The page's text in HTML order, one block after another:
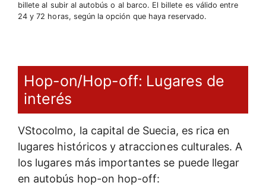
billete al subir al autobús o al barco. El billete es válido entre
24 y 72 horas, según la opción que haya reservado.
Hop-on/Hop-off: Lugares de
interés
VStocolmo, la capital de Suecia, es rica en
lugares históricos y atracciones culturales. A
los lugares más importantes se puede llegar
en autobús hop-on hop-off: